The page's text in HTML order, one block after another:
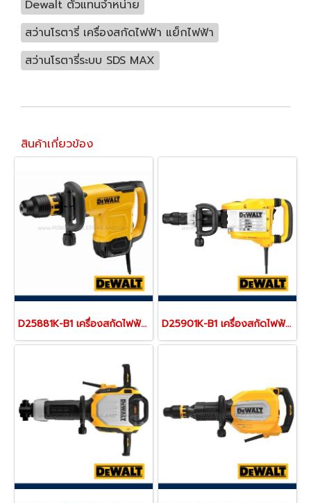
Dewalt ตัวแทนจำหน่าย
สว่านโรตารี่ เครื่องสกัดไฟฟ้า แย็กไฟฟ้า
สว่านโรตารี่ระบบ SDS MAX
สินค้าเกี่ยวข้อง
D25881K-B1 เครื่องสกัดไฟฟ้า (แย็กไฟฟ้า) 10 กก. SDS-MAX 1600 วัตต์ ปรับความเร็วได้ หัวจับดอก SDS-MAX "DEWALT" ดีวอลท์ D25901K-B1 เครื่องสกัดไฟฟ้า (แย็กไฟฟ้า) 10 กก. SDS-MAX 1550 วัตต์ มีระบบลดแรงสั่นสะเทือน ปรับความเร็วได้ "DEWALT" ดีวอลท์ "รุ่นยอดนิยม"